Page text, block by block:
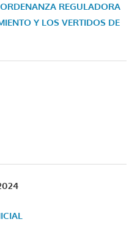
REGULADORA
Y LOS VERTIDOS DE